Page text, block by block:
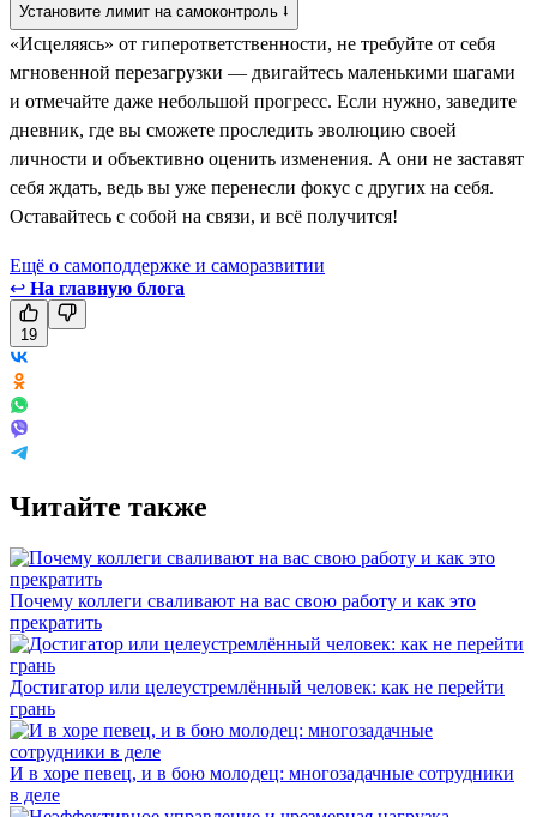
Установите лимит на самоконтроль ⭣
«Исцеляясь» от гиперответственности, не требуйте от себя
мгновенной перезагрузки — двигайтесь маленькими шагами
и отмечайте даже небольшой прогресс. Если нужно, заведите
дневник, где вы сможете проследить эволюцию своей
личности и объективно оценить изменения. А они не заставят
себя ждать, ведь вы уже перенесли фокус с других на себя.
Оставайтесь с собой на связи, и всё получится!
Ещё о самоподдержке и саморазвитии
↩ На главную блога
19
Читайте также
Почему коллеги сваливают на вас свою работу и как это
прекратить
Достигатор или целеустремлённый человек: как не перейти
грань
И в хоре певец, и в бою молодец: многозадачные сотрудники
в деле